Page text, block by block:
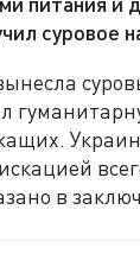
суровое
в